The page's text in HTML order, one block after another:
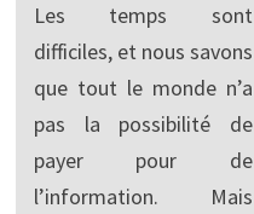
Les temps sont
difficiles, et nous savons
que tout le monde n’a
pas la possibilité de
payer pour de
l’information. Mais